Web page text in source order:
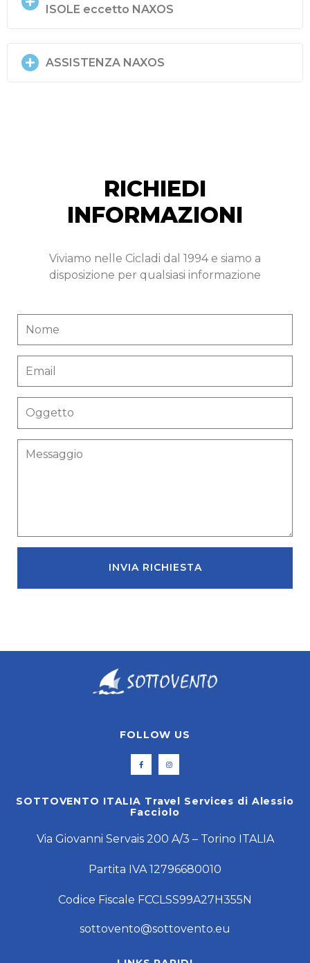
ISOLE eccetto NAXOS
ASSISTENZA NAXOS
RICHIEDI
INFORMAZIONI
Viviamo nelle Cicladi dal 1994 e siamo a
disposizione per qualsiasi informazione
INVIA RICHIESTA
FOLLOW US
SOTTOVENTO ITALIA Travel Services di Alessio
Facciolo
Via Giovanni Servais 200 A/3 – Torino ITALIA
Partita IVA 12796680010
Codice Fiscale FCCLSS99A27H355N
sottovento@sottovento.eu